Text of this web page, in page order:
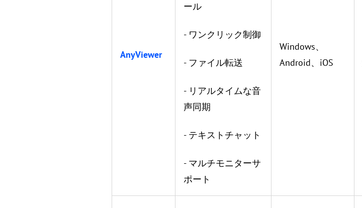
AnyViewer
ール
- ワンクリック制御
- ファイル転送
- リアルタイムな音
声同期
- テキストチャット
- マルチモニターサ
ポート
Windows、
Android、iOS